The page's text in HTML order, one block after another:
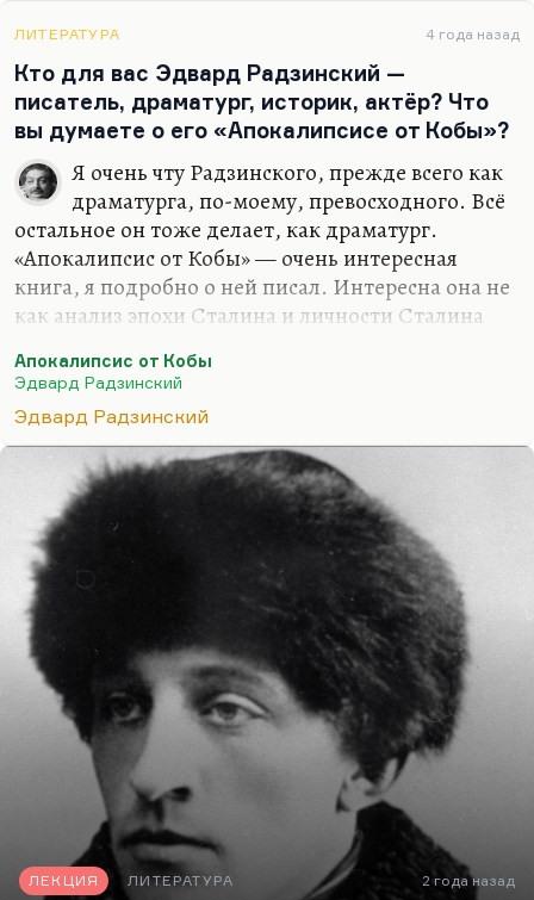
перевоплощения бывают. Но писатель —
профессия принципиально другая. Мне кажется,
он…
ЛИТЕРАТУРА 4 года назад
Кто для вас Эдвард Радзинский —
писатель, драматург, историк, актёр? Что
вы думаете о его «Апокалипсисе от Кобы»?
Я очень чту Радзинского, прежде всего как
драматурга, по-моему, превосходного. Всё
остальное он тоже делает, как драматург.
«Апокалипсис от Кобы» — очень интересная
книга, я подробно о ней писал. Интересна она не
как анализ эпохи Сталина и личности Сталина
что хотел, по-моему), а как анализ личности
человека свиты. Вот друг Сталина: как он
оправдывает себя, как он всё понимает и
продолжает всё делать. Это точнейшая
психологическая вещь. Хорошая книга, я её всем
рекомендую.
Апокалипсис от Кобы
Эдвард Радзинский
Эдвард Радзинский
ЛЕКЦИЯ ЛИТЕРАТУРА 2 года назад